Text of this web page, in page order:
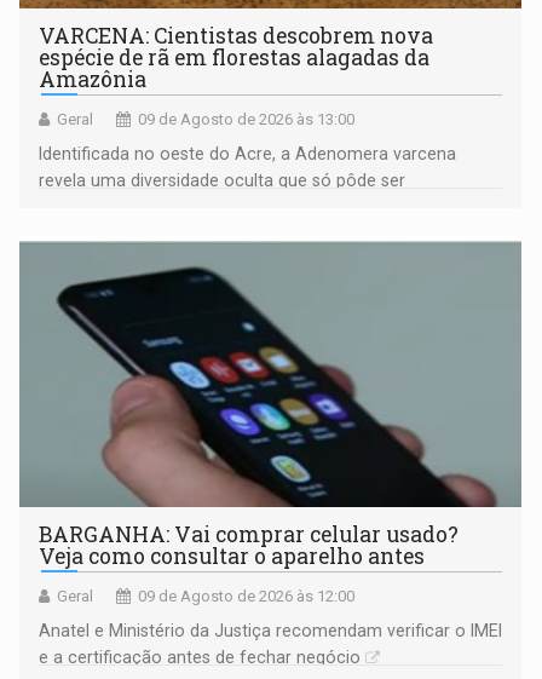
VARCENA: Cientistas descobrem nova
espécie de rã em florestas alagadas da
Amazônia
Geral 09 de Agosto de 2026 às 13:00
Identificada no oeste do Acre, a Adenomera varcena
revela uma diversidade oculta que só pôde ser
BARGANHA: Vai comprar celular usado?
Veja como consultar o aparelho antes
Geral 09 de Agosto de 2026 às 12:00
Anatel e Ministério da Justiça recomendam verificar o IMEI
e a certificação antes de fechar negócio